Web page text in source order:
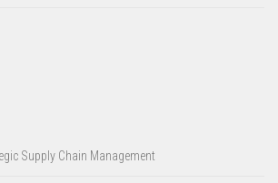
Supply Chain Management